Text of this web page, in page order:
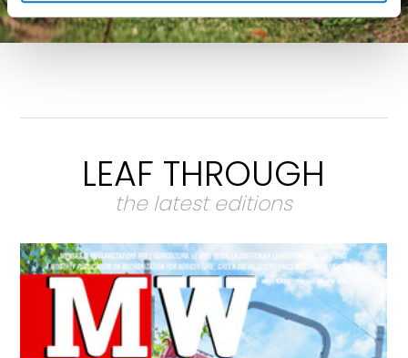
LEAF THROUGH
the latest editions